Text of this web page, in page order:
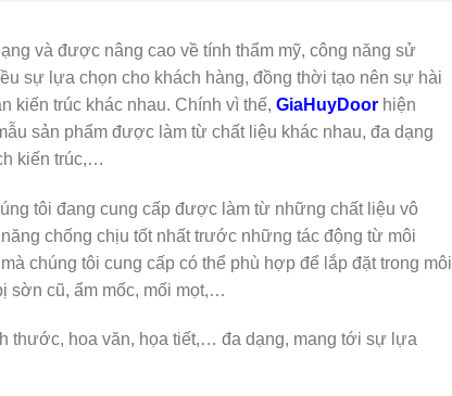
và được nâng cao về tính thẩm mỹ, công năng sử
sự lựa chọn cho khách hàng, đồng thời tạo nên sự hài
kiến trúc khác nhau. Chính vì thế, GiaHuyDoorhiện
sản phẩm được làm từ chất liệu khác nhau, đa dạng
kiến trúc,…
tôi đang cung cấp được làm từ những chất liệu vô
chống chịu tốt nhất trước những tác động từ môi
chúng tôi cung cấp có thể phù hợp để lắp đặt trong môi
sờn cũ, ẩm mốc, mối mọt,…
thước, hoa văn, họa tiết,… đa dạng, mang tới sự lựa